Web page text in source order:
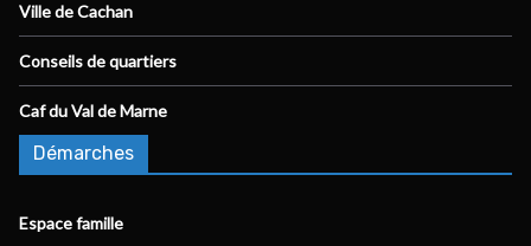
Ville de Cachan
Conseils de quartiers
Caf du Val de Marne
Démarches
Espace famille